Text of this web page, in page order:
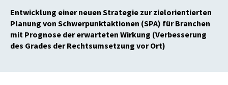
Entwicklung einer neuen Strategie zur zielorientierten
Planung von Schwerpunktaktionen (SPA) für Branchen
mit Prognose der erwarteten Wirkung (Verbesserung
des Grades der Rechtsumsetzung vor Ort)